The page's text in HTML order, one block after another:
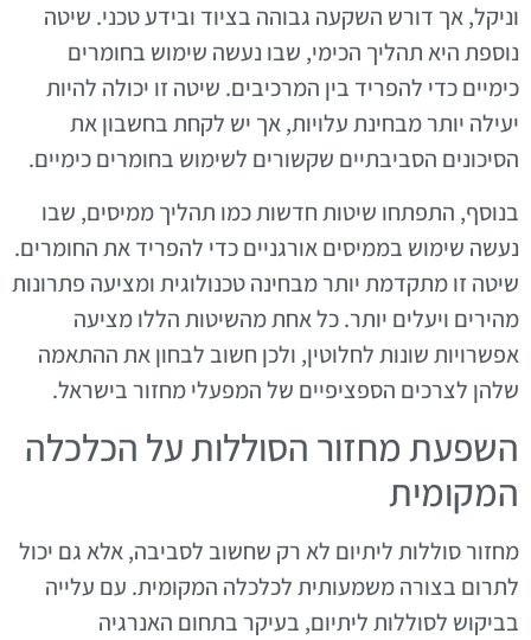
וניקל, אך דורש השקעה גבוהה בציוד ובידע טכני. שיטה
נוספת היא תהליך הכימי, שבו נעשה שימוש בחומרים
כימיים כדי להפריד בין המרכיבים. שיטה זו יכולה להיות
יעילה יותר מבחינת עלויות, אך יש לקחת בחשבון את
הסיכונים הסביבתיים שקשורים לשימוש בחומרים כימיים.
בנוסף, התפתחו שיטות חדשות כמו תהליך ממיסים, שבו
נעשה שימוש בממיסים אורגניים כדי להפריד את החומרים.
שיטה זו מתקדמת יותר מבחינה טכנולוגית ומציעה פתרונות
מהירים ויעלים יותר. כל אחת מהשיטות הללו מציעה
אפשרויות שונות לחלוטין, ולכן חשוב לבחון את ההתאמה
שלהן לצרכים הספציפיים של המפעלי מחזור בישראל.
השפעת מחזור הסוללות על הכלכלה
המקומית
מחזור סוללות ליתיום לא רק שחשוב לסביבה, אלא גם יכול
לתרום בצורה משמעותית לכלכלה המקומית. עם עלייה
בביקוש לסוללות ליתיום, בעיקר בתחום האנרגיה